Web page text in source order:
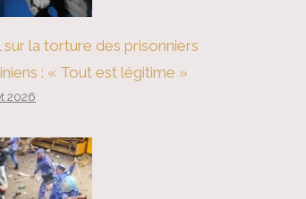
sur la torture des prisonniers
: « Tout est légitime »
2026